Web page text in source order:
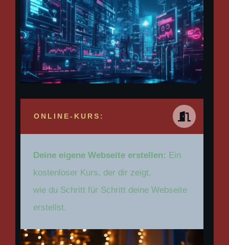
ONLINE-KURS:
Deine eigene Webseite erstellen: Ein
kostenloser Kurs, der dir zeigt,
wie du Schritt für Schritt deine Webseite
erstellst.